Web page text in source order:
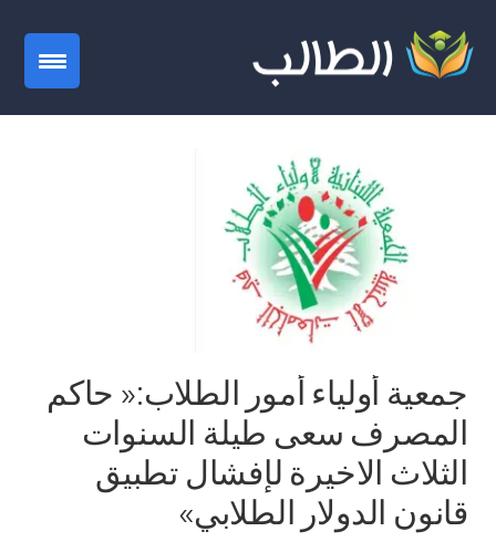
جمعية أولياء أمور الطلاب:« حاكم
المصرف سعى طيلة السنوات
الثلاث الاخيرة لإفشال تطبيق
قانون الدولار الطلابي»